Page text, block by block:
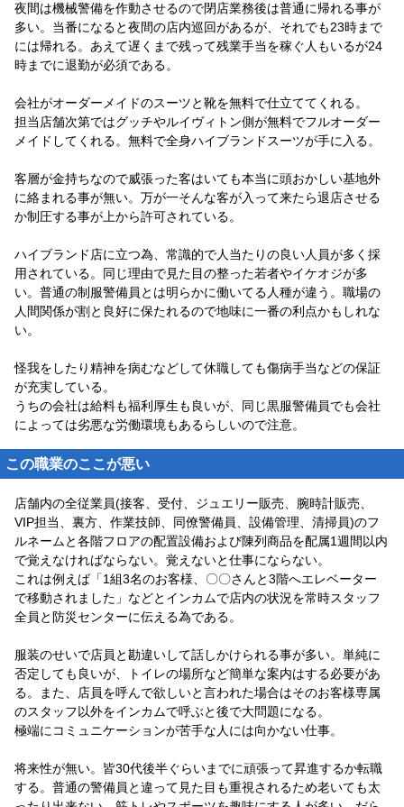
夜間は機械警備を作動させるので閉店業務後は普通に帰れる事が
多い。当番になると夜間の店内巡回があるが、それでも23時まで
には帰れる。あえて遅くまで残って残業手当を稼ぐ人もいるが24
時までに退勤が必須である。
会社がオーダーメイドのスーツと靴を無料で仕立ててくれる。
担当店舗次第ではグッチやルイヴィトン側が無料でフルオーダー
メイドしてくれる。無料で全身ハイブランドスーツが手に入る。
客層が金持ちなので威張った客はいても本当に頭おかしい基地外
に絡まれる事が無い。万が一そんな客が入って来たら退店させる
か制圧する事が上から許可されている。
ハイブランド店に立つ為、常識的で人当たりの良い人員が多く採
用されている。同じ理由で見た目の整った若者やイケオジが多
い。普通の制服警備員とは明らかに働いてる人種が違う。職場の
人間関係が割と良好に保たれるので地味に一番の利点かもしれな
い。
怪我をしたり精神を病むなどして休職しても傷病手当などの保証
が充実している。
うちの会社は給料も福利厚生も良いが、同じ黒服警備員でも会社
によっては劣悪な労働環境もあるらしいので注意。
この職業のここが悪い
店舗内の全従業員(接客、受付、ジュエリー販売、腕時計販売、
VIP担当、裏方、作業技師、同僚警備員、設備管理、清掃員)のフ
ルネームと各階フロアの配置設備および陳列商品を配属1週間以内
で覚えなければならない。覚えないと仕事にならない。
これは例えば「1組3名のお客様、〇〇さんと3階へエレベーター
で移動されました」などとインカムで店内の状況を常時スタッフ
全員と防災センターに伝える為である。
服装のせいで店員と勘違いして話しかけられる事が多い。単純に
否定しても良いが、トイレの場所など簡単な案内はする必要があ
る。また、店員を呼んで欲しいと言われた場合はそのお客様専属
のスタッフ以外をインカムで呼ぶと後で大問題になる。
極端にコミュニケーションが苦手な人には向かない仕事。
将来性が無い。皆30代後半ぐらいまでに頑張って昇進するか転職
する。普通の警備員と違って見た目も重視されるため老いても太